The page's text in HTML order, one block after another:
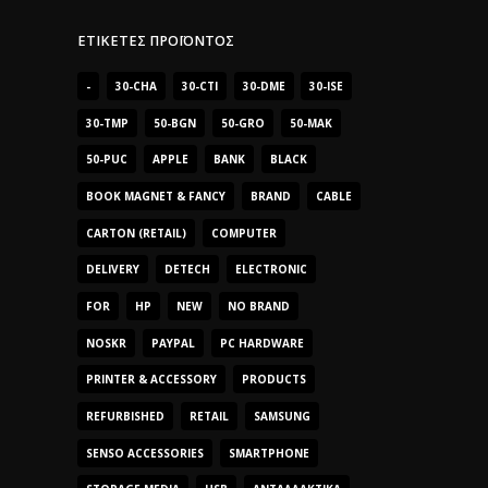
ΕΤΙΚΈΤΕΣ ΠΡΟΪΌΝΤΟΣ
- 30-CHA 30-CTI 30-DME 30-ISE
30-TMP 50-BGN 50-GRO 50-MAK
50-PUC APPLE BANK BLACK
BOOK MAGNET & FANCY BRAND CABLE
CARTON (RETAIL) COMPUTER
DELIVERY DETECH ELECTRONIC
FOR HP NEW NO BRAND
NOSKR PAYPAL PC HARDWARE
PRINTER & ACCESSORY PRODUCTS
REFURBISHED RETAIL SAMSUNG
SENSO ACCESSORIES SMARTPHONE